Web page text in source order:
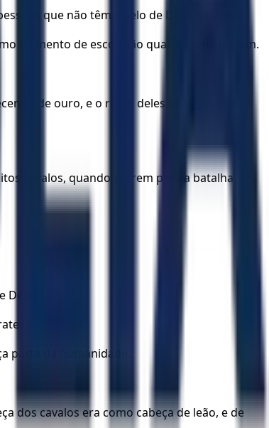
que não têm o selo de Deus na testa.
tormento de escorpião quando fere alguém.
de ouro, e o rosto deles era como rosto
cavalos, quando correm para a batalha.
parte da humanidade.
dos cavalos era como cabeça de leão, e de